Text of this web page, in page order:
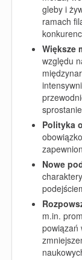
gleby i
ramach
Większe
względu
Polityka
Nowe
m.in.
powiązań